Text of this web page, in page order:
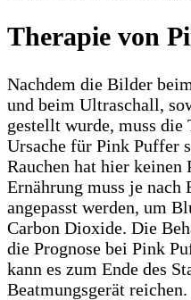
Therapie von
Nachdem die Bilder
und beim Ultraschall,
gestellt wurde, muss
Ursache für Pink Puffer
Rauchen hat hier keinen
Ernährung muss je nach
angepasst werden, um
Carbon Dioxide. Die
die Prognose bei Pink
kann es zum Ende des
Beatmungsgerät reichen.